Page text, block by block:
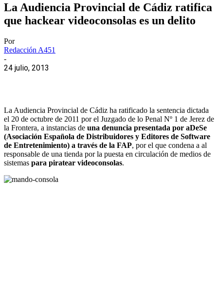
La Audiencia Provincial de Cádiz ratifica
que hackear videoconsolas es un delito
Por
Redacción A451
-
24 julio, 2013
La Audiencia Provincial de Cádiz ha ratificado la sentencia dictada
el 20 de octubre de 2011 por el Juzgado de lo Penal Nº 1 de Jerez de
la Frontera, a instancias de una denuncia presentada por aDeSe
(Asociación Española de Distribuidores y Editores de Software
de Entretenimiento) a través de la FAP, por el que condena a al
responsable de una tienda por la puesta en circulación de medios de
sistemas para piratear videoconsolas.